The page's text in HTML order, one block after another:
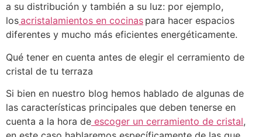
a su distribución y también a su luz: por ejemplo,
losacristalamientos en cocinas para hacer espacios
diferentes y mucho más eficientes energéticamente.
Qué tener en cuenta antes de elegir el cerramiento de
cristal de tu terraza
Si bien en nuestro blog hemos hablado de algunas de
las características principales que deben tenerse en
cuenta a la hora de escoger un cerramiento de cristal,